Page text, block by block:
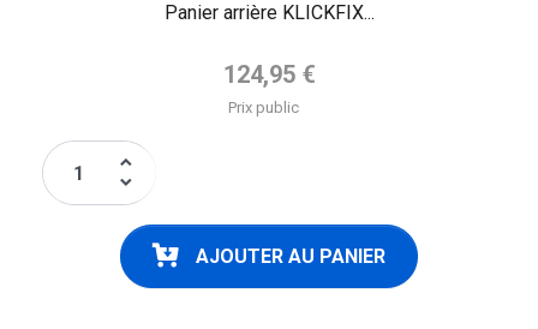
Panier arrière KLICKFIX...
Prix de base
124,95 €
Prix public
keyboard_arrow_up
keyboard_arrow_down
AJOUTER AU PANIER